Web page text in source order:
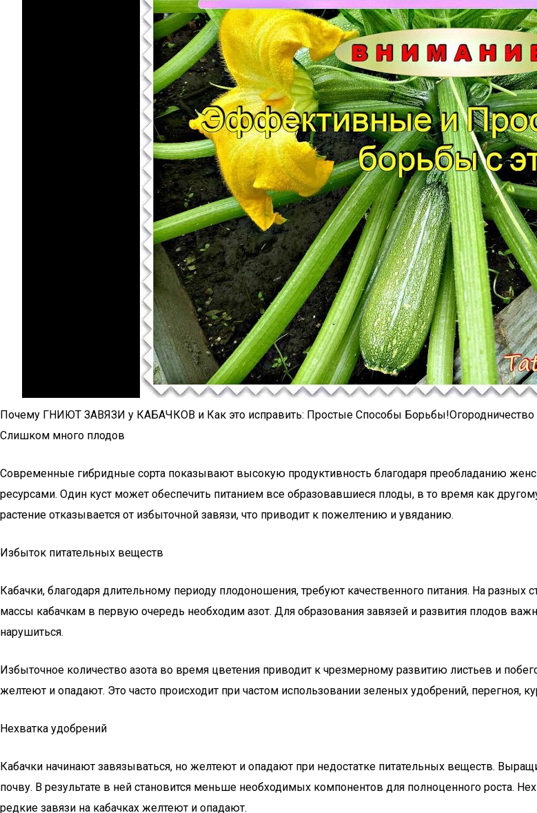
Почему ГНИЮТ ЗАВЯЗИ у КАБАЧКОВ и Как это исправить: Простые Способы Борьбы!Огородничество
Слишком много плодов
Современные гибридные сорта показывают высокую продуктивность благодаря преобладанию
ресурсами. Один куст может обеспечить питанием все образовавшиеся плоды, в то время как
растение отказывается от избыточной завязи, что приводит к пожелтению и увяданию.
Избыток питательных веществ
Кабачки, благодаря длительному периоду плодоношения, требуют качественного питания. На
массы кабачкам в первую очередь необходим азот. Для образования завязей и развития плодов
нарушиться.
Избыточное количество азота во время цветения приводит к чрезмерному развитию листьев и
желтеют и опадают. Это часто происходит при частом использовании зеленых удобрений, перегноя,
Нехватка удобрений
Кабачки начинают завязываться, но желтеют и опадают при недостатке питательных веществ.
почву. В результате в ней становится меньше необходимых компонентов для полноценного роста.
редкие завязи на кабачках желтеют и опадают.